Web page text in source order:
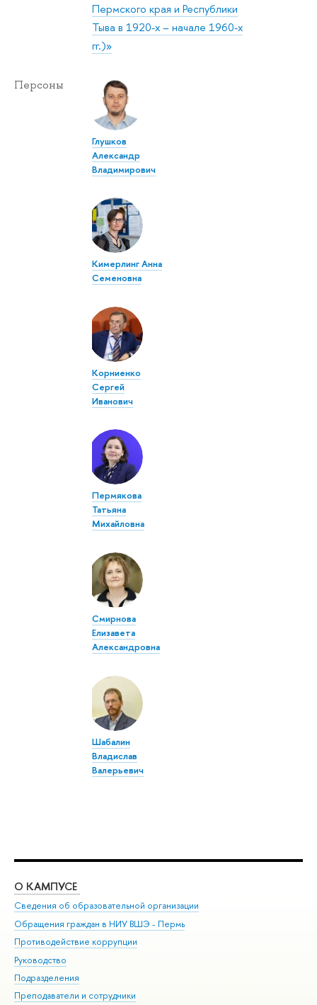
Пермского края и Республики
Тыва в 1920-х – начале 1960-х
гг.)»
Персоны
Глушков
Александр
Владимирович
Кимерлинг Анна
Семеновна
Корниенко
Сергей
Иванович
Пермякова
Татьяна
Михайловна
Смирнова
Елизавета
Александровна
Шабалин
Владислав
Валерьевич
О КАМПУСЕ
Сведения об образовательной организации
Обращения граждан в НИУ ВШЭ - Пермь
Противодействие коррупции
Руководство
Подразделения
Преподаватели и сотрудники